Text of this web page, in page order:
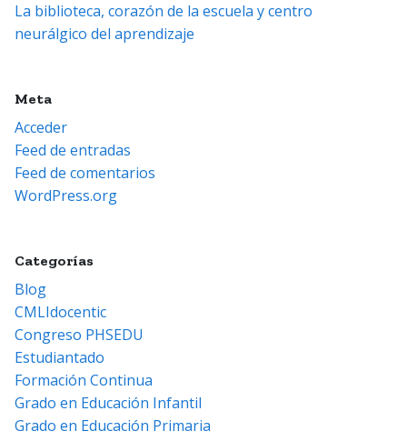
La biblioteca, corazón de la escuela y centro
neurálgico del aprendizaje
Meta
Acceder
Feed de entradas
Feed de comentarios
WordPress.org
Categorías
Blog
CMLIdocentic
Congreso PHSEDU
Estudiantado
Formación Continua
Grado en Educación Infantil
Grado en Educación Primaria